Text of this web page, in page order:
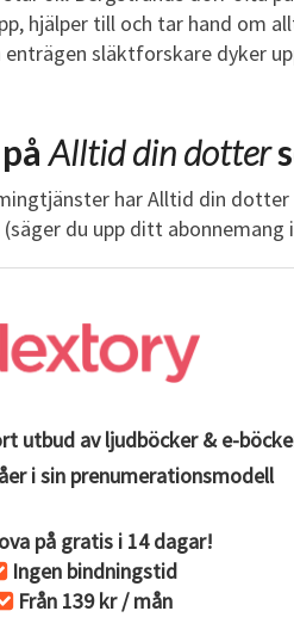
hjälper till och tar hand om
släktforskare dyker
Alltid din dotter
har Alltid din
du upp ditt abonnemang
utbud av ljudböcker & e-
i sin prenumerationsmodell
på gratis i 14 dagar!
Ingen bindningstid
Från 139 kr / mån